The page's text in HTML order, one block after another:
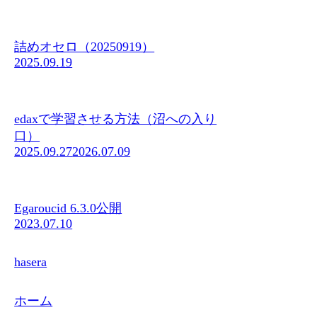
詰めオセロ（20250919）
2025.09.19
edaxで学習させる方法（沼への入り
口）
2025.09.272026.07.09
Egaroucid 6.3.0公開
2023.07.10
hasera
ホーム